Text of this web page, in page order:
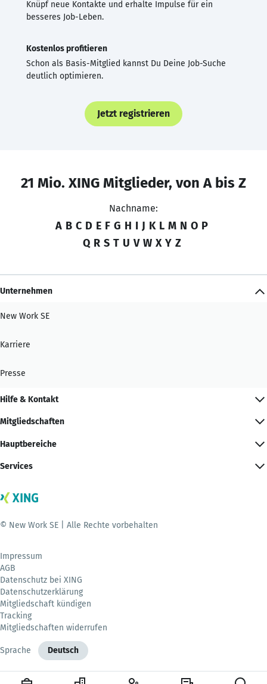
Knüpf neue Kontakte und erhalte Impulse für ein
besseres Job-Leben.
Kostenlos profitieren
Schon als Basis-Mitglied kannst Du Deine Job-Suche
deutlich optimieren.
Jetzt registrieren
21 Mio. XING Mitglieder, von A bis Z
Nachname:
A B C D E F G H I J K L M N O P
Q R S T U V W X Y Z
Unternehmen
New Work SE
Karriere
Presse
Hilfe & Kontakt
Mitgliedschaften
Hauptbereiche
Services
© New Work SE | Alle Rechte vorbehalten
Impressum
AGB
Datenschutz bei XING
Datenschutzerklärung
Mitgliedschaft kündigen
Tracking
Mitgliedschaften widerrufen
Sprache Deutsch